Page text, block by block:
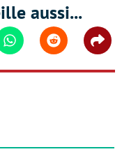
aussi...
WhatsappReddit